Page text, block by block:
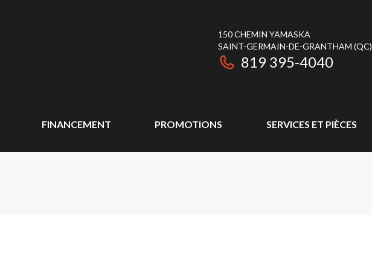
150 CHEMIN YAMASKA
SAINT-GERMAIN-DE-GRANTHAM (QC)
819 395-4040
FINANCEMENT PROMOTIONS SERVICES ET PIÈCES